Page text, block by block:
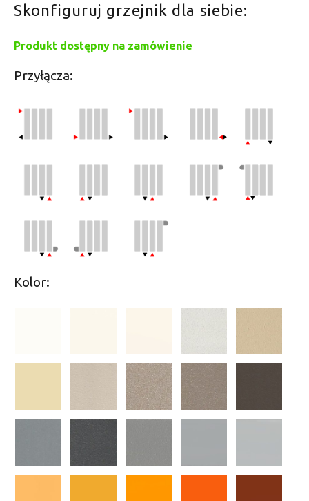
Skonfiguruj grzejnik dla siebie:
Produkt dostępny na zamówienie
Przyłącza:
Kolor: